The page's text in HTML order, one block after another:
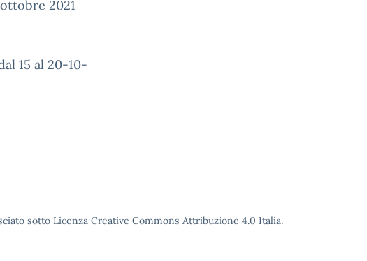
2021
15 al 20-10-
sotto Licenza Creative Commons Attribuzione 4.0 Italia.